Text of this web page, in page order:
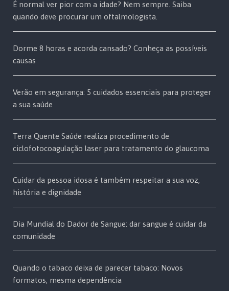
É normal ver pior com a idade? Nem sempre. Saiba
quando deve procurar um oftalmologista.
Dorme 8 horas e acorda cansado? Conheça as possíveis
causas
Verão em segurança: 5 cuidados essenciais para proteger
a sua saúde
Terra Quente Saúde realiza procedimento de
ciclofotocoagulação laser para tratamento do glaucoma
Cuidar da pessoa idosa é também respeitar a sua voz,
história e dignidade
Dia Mundial do Dador de Sangue: dar sangue é cuidar da
comunidade
Quando o tabaco deixa de parecer tabaco: Novos
formatos, mesma dependência